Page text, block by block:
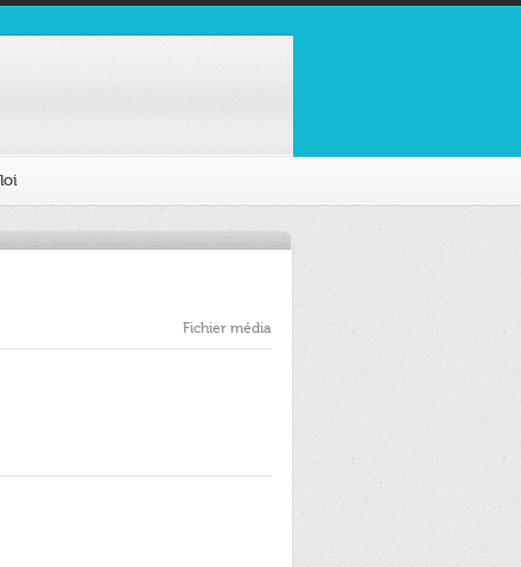
Fichier média